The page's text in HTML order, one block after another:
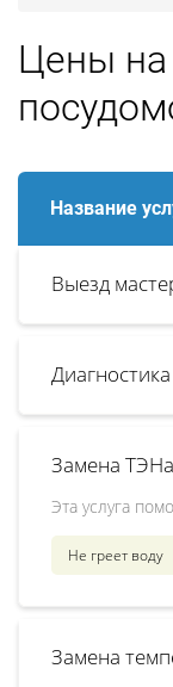
Цены
Название
Выезд
Диагностика
Замена ТЭНа
Эта услуга
Не греет воду
Замена